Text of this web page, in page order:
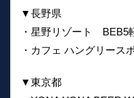
▼長野県
・星野リゾート BEB5
・カフェ ハングリース
▼東京都